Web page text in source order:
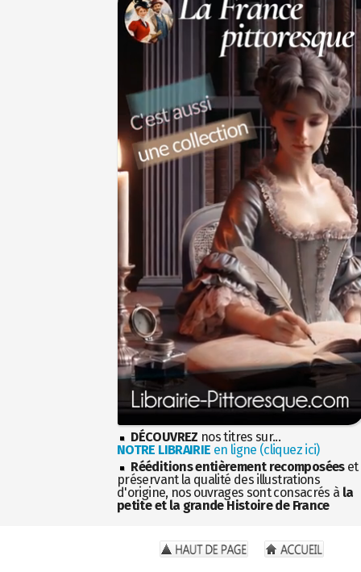
DÉCOUVREZ nos titres sur...
NOTRE LIBRAIRIE en ligne (cliquez ici)
Rééditions entièrement recomposéeset
préservant la qualité des illustrations
d'origine, nos ouvrages sont consacrés à la
petite et la grande Histoire de France